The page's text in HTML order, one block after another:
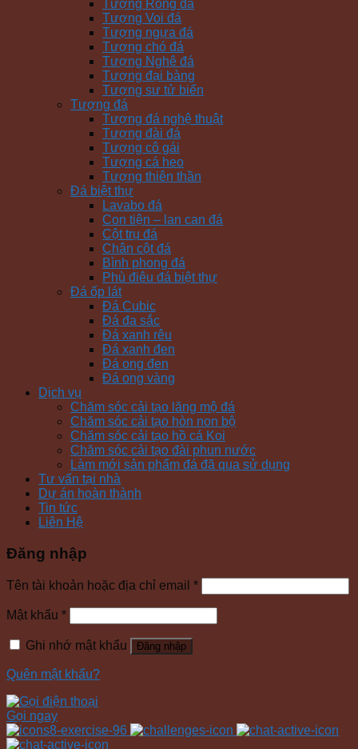
Tượng Rồng đá
Tượng Voi đá
Tượng ngựa đá
Tượng chó đá
Tượng Nghê đá
Tượng đại bàng
Tượng sư tử biển
Tượng đá
Tượng đá nghệ thuật
Tượng đài đá
Tượng cô gái
Tượng cá heo
Tượng thiên thần
Đá biệt thự
Lavabo đá
Con tiện – lan can đá
Cột trụ đá
Chân cột đá
Bình phong đá
Phù điêu đá biệt thự
Đá ốp lát
Đá Cubic
Đá đa sắc
Đá xanh rêu
Đá xanh đen
Đá ong đen
Đá ong vàng
Dịch vụ
Chăm sóc cải tạo lăng mộ đá
Chăm sóc cải tạo hòn non bộ
Chăm sóc cải tạo hồ cá Koi
Chăm sóc cải tạo đài phun nước
Làm mới sản phẩm đá đã qua sử dụng
Tư vấn tại nhà
Dự án hoàn thành
Tin tức
Liên Hệ
Đăng nhập
Tên tài khoản hoặc địa chỉ email *
Mật khẩu *
Ghi nhớ mật khẩu Đăng nhập
Quên mật khẩu?
Gọi ngay